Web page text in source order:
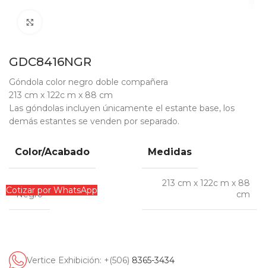
GDC8416NGR
Góndola color negro doble compañera
213 cm x 122c m x 88 cm
Las góndolas incluyen únicamente el estante base, los
demás estantes se venden por separado.
Color/Acabado
Negro
Medidas
213 cm x 122c m x 88
cm
Cotizar por WhatsApp
Vertice Exhibición: +(506) 8365-3434